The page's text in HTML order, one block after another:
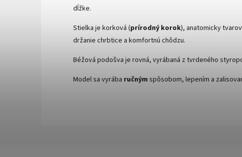
dĺžke.
Stielka je korková (prírodný korok), anatomicky
držanie chrbtice a komfortnú chôdzu.
Béžová podošva je rovná, vyrábaná z tvrdeného
Model sa vyrába ručným spôsobom, lepením a